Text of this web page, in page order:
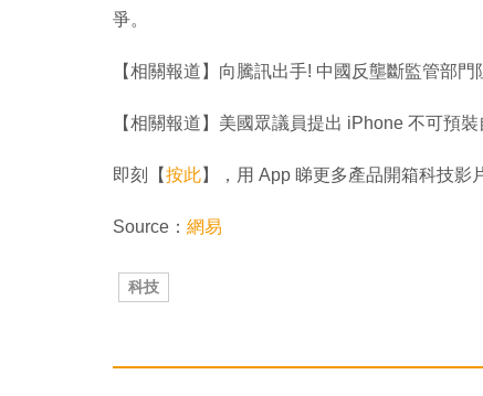
爭。
【相關報道】向騰訊出手! 中國反壟斷監管部
【相關報道】美國眾議員提出 iPhone 不可預
即刻【按此】，用 App 睇更多產品開箱科技影
Source： 網易
科技